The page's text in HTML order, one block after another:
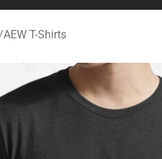
AEW T-Shirts